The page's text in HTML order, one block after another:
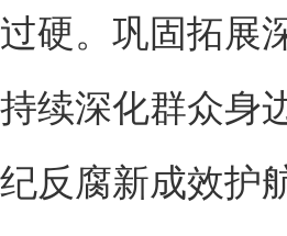
硬。巩固拓展
续深化群众身
反腐新成效护